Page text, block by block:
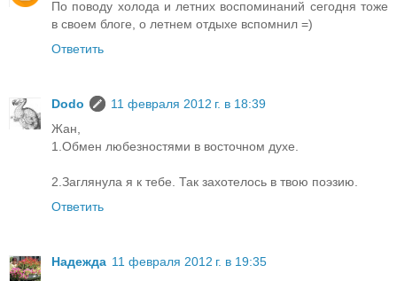
По поводу холода и летних воспоминаний сегодня тоже
в своем блоге, о летнем отдыхе вспомнил =)
Ответить
Dodo
11 февраля 2012 г. в 18:39
Жан,
1.Обмен любезностями в восточном духе.
2.Заглянула я к тебе. Так захотелось в твою поэзию.
Ответить
Надежда 11 февраля 2012 г. в 19:35